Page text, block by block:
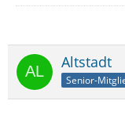
Altstadt
Senior-